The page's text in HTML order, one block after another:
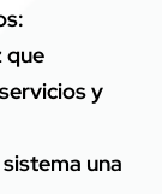
que
y
una